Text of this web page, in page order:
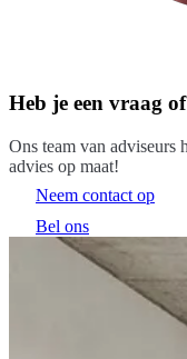
Heb je een vraag
Ons team van adviseurs
advies op maat!
Neem contact op
Bel ons